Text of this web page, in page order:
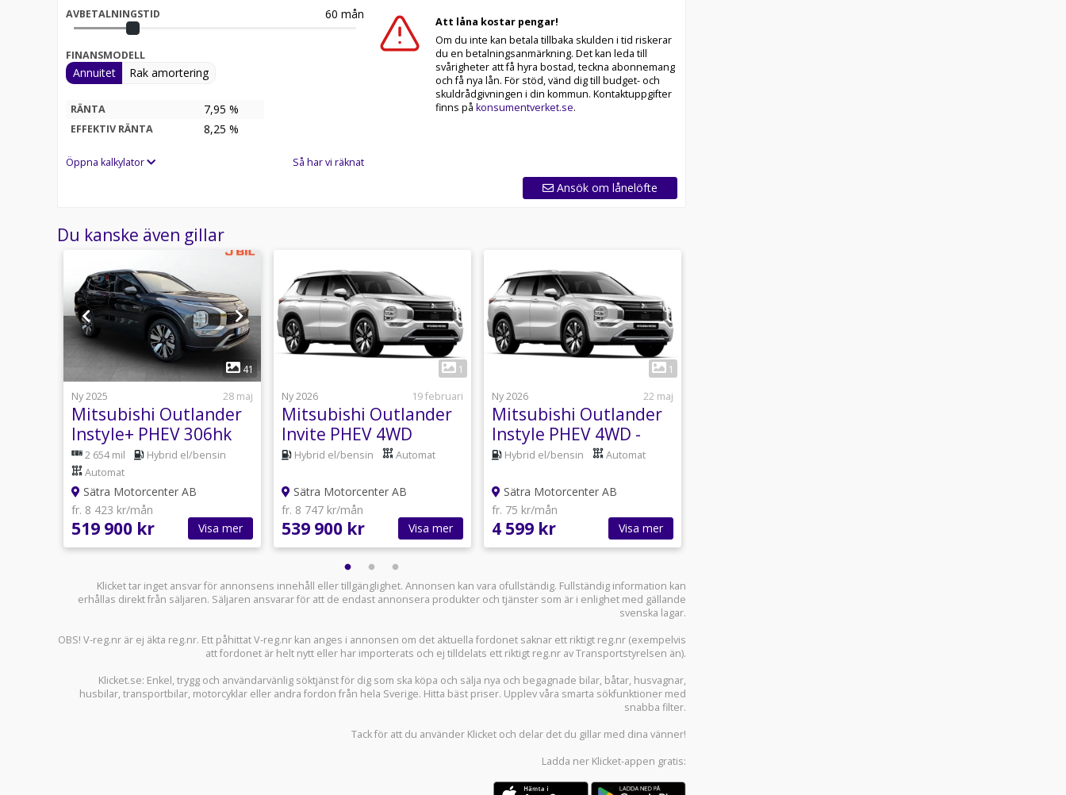
AVBETALNINGSTID 60 mån
FINANSMODELL
Annuitet Rak amortering
RÄNTA 7,95 %
EFFEKTIV RÄNTA 8,25 %
Öppna kalkylator Så har vi räknat
Att låna kostar pengar!
Om du inte kan betala tillbaka skulden i tid riskerar
du en betalningsanmärkning. Det kan leda till
svårigheter att få hyra bostad, teckna abonnemang
och få nya lån. För stöd, vänd dig till budget- och
skuldrådgivningen i din kommun. Kontaktuppgifter
finns på konsumentverket.se.
Ansök om lånelöfte
Du kanske även gillar
1
41
Ny 2025
28 maj
Mitsubishi Outlander
Instyle+ PHEV 306hk
Aut 4WD PANO B-
KAMERA ELSTOL
2 654 mil
Hybrid el/bensin
Automat
Sätra Motorcenter AB
fr. 8 423 kr/mån
519 900 kr Visa mer
1
Ny 2026
19 februari
Mitsubishi Outlander
Invite PHEV 4WD
Hybrid el/bensin Automat
Sätra Motorcenter AB
fr. 8 747 kr/mån
539 900 kr Visa mer
1
Ny 2026
22 maj
Mitsubishi Outlander
Instyle PHEV 4WD -
PRIVATLEASING
Hybrid el/bensin Automat
Sätra Motorcenter AB
fr. 75 kr/mån
4 599 kr Visa mer
Klicket tar inget ansvar för annonsens innehåll eller tillgänglighet. Annonsen kan vara ofullständig. Fullständig information kan
erhållas direkt från säljaren. Säljaren ansvarar för att de endast annonsera produkter och tjänster som är i enlighet med gällande
svenska lagar.
OBS! V-reg.nr är ej äkta reg.nr. Ett påhittat V-reg.nr kan anges i annonsen om det aktuella fordonet saknar ett riktigt reg.nr (exempelvis
att fordonet är helt nytt eller har importerats och ej tilldelats ett riktigt reg.nr av Transportstyrelsen än).
Klicket.se: Enkel, trygg och användarvänlig söktjänst för dig som ska köpa och sälja nya och begagnade bilar, båtar, husvagnar,
husbilar,transportbilar, motorcyklar eller andra fordon från hela Sverige. Hitta bäst priser. Upplev våra smarta sökfunktioner med
snabba filter.
Tack för att du använder Klicket och delar det du gillar med dina vänner!
Ladda ner Klicket-appen gratis: